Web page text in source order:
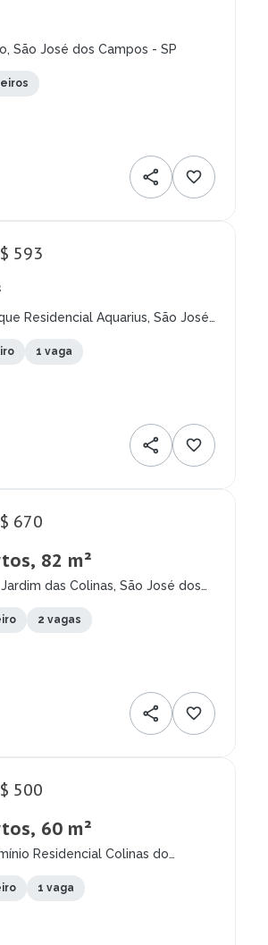
São José dos Campos - SP
593
Residencial Aquarius, São José
1 vaga
670
82 m²
das Colinas, São José dos
2 vagas
500
60 m²
Residencial Colinas do
1 vaga